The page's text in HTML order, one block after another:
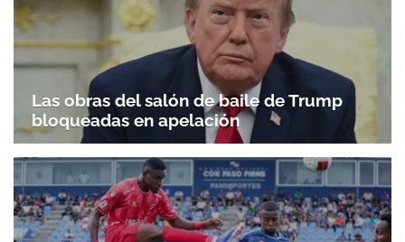
Las obras del salón de baile de Trump
bloqueadas en apelación